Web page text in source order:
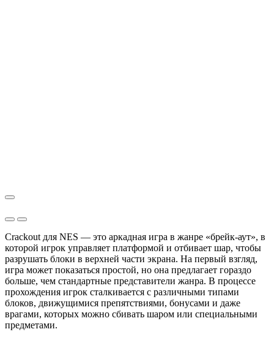
Crackout для NES — это аркадная игра в жанре «брейк-аут», в
которой игрок управляет платформой и отбивает шар, чтобы
разрушать блоки в верхней части экрана. На первый взгляд,
игра может показаться простой, но она предлагает гораздо
больше, чем стандартные представители жанра. В процессе
прохождения игрок сталкивается с различными типами
блоков, движущимися препятствиями, бонусами и даже
врагами, которых можно сбивать шаром или специальными
предметами.